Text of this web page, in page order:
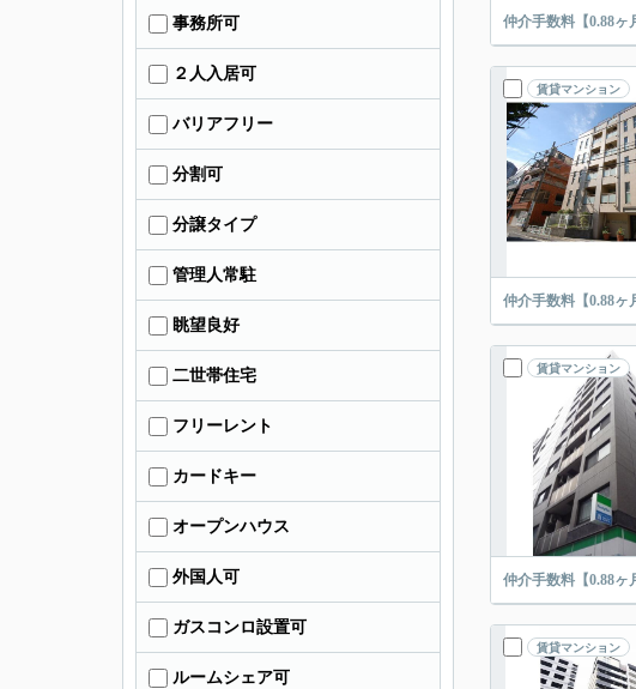
仲介手数料【0.88ヶ
賃貸マンション
仲介手数料【0.88ヶ
賃貸マンション
仲介手数料【0.88ヶ
賃貸マンション
事務所可
２人入居可
バリアフリー
分割可
分譲タイプ
管理人常駐
眺望良好
二世帯住宅
フリーレント
カードキー
オープンハウス
外国人可
ガスコンロ設置可
ルームシェア可